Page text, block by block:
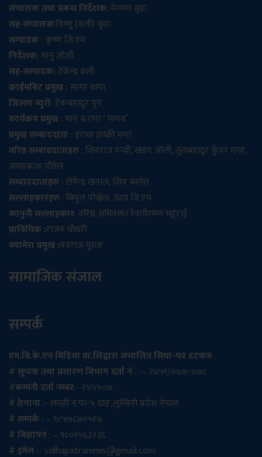
संचालक तथा प्रबन्ध निर्देशक: मेगमन बुढा
सह-संचालक:विष्णु (वली) बुढा
सम्पादक: कृष्ण जि.एम
निर्देशक:भानु जोशी
सह-सम्पादक:टेकेन्द्र वली
क्राईमबिट प्रमुख: सागर थापा
जिल्ला ब्युरो: टेकबहादुर पुन
कार्यक्रम प्रमुख: मान ब.राना ‘ मानव’
प्रमुख सम्बाददाता: इराधा झाक्री मगर
वरिष्ठ सम्बाददाताहरु: शिवराज पन्थी, खडग ओली, तुलबहादुर कुँवर मगर,
जयप्रकाश पौडेल
सम्बाददाताहरु: टोपेन्द्र खनाल, शिव बस्नेत
सल्लाहकारहरु: बिपुल पोख्रेल, उदय जि.एम
कानुनी सल्लाहकार: वरिष्ठ अधिवक्ता रेवतीरमण भट्टराई
प्राविधिक :राजन चौधरी
क्यामेरा प्रमुख :नवराज गुरुङ
सामाजिक संजाल
सम्पर्क
एम.बि.के.एन मिडिया प्रा.लिद्वारा संचालित सिधा-पत्र डटकम
# सूचना तथा प्रसारण विभाग दर्ता नं . :– २४५९/०७७-०७८
#कम्पनी दर्ता नम्बर:- २४५५०७
# ठेगाना:- लमही न.पा-५ दाङ,लुम्बिनी प्रदेश नेपाल
# सम्पर्क: – ९८५७८४०५१७
# बिज्ञापन: – ९८०९५६३२३६
# इमेल:- sidhapatranews@gmail.com